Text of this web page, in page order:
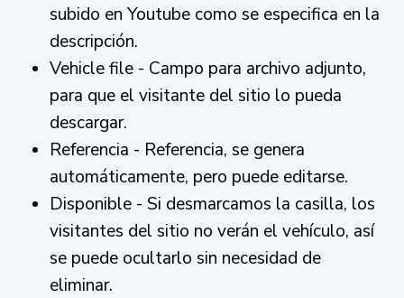
subido en Youtube como se especifica en la
descripción.
Vehicle file - Campo para archivo adjunto,
para que el visitante del sitio lo pueda
descargar.
Referencia - Referencia, se genera
automáticamente, pero puede editarse.
Disponible - Si desmarcamos la casilla, los
visitantes del sitio no verán el vehículo, así
se puede ocultarlo sin necesidad de
eliminar.